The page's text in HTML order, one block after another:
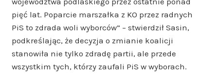
pięć lat. Poparcie marszałka z KO przez radnych
PiS to zdrada woli wyborców” – stwierdził Sasin,
podkreślając, że decyzja o zmianie koalicji
stanowiła nie tylko zdradę partii, ale przede
wszystkim tych, którzy zaufali PiS w wyborach.